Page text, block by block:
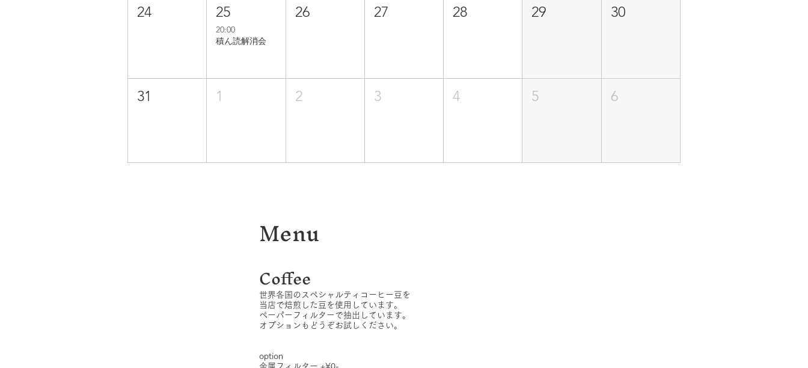
24 25
20:00
積ん読解消会
26 27 28 29 30
31 1 2 3 4 5 6
Menu
Coffee
世界各国のスペシャルティコーヒー豆を
当店で焙煎した豆を使用しています。
ペーパーフィルターで抽出しています。
オプションもどうぞお試しください。
option
金属フィルター +¥0-